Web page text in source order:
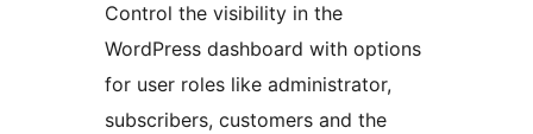
Control the visibility in the
WordPress dashboard with options
for user roles like administrator,
subscribers, customers and the